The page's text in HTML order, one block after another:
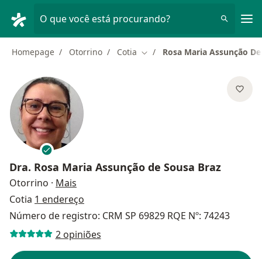
O que você está procurando?
Homepage Otorrino Cotia Mudar de cidade
Rosa Maria Assunção
Dra. Rosa Maria Assunção de Sousa Braz
Otorrino · Mais
Cotia 1 endereço
Número de registro: CRM SP 69829 RQE Nº: 74243
2 opiniões